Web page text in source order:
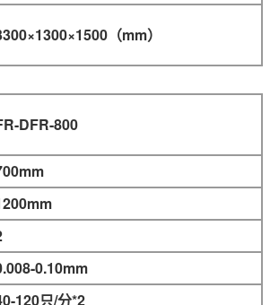
（mm）
DFR-800
0.10mm
120只/分*2